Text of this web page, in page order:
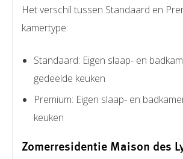
Het verschil tussen Standaard en
kamertype:
Standaard: Eigen slaap- en
gedeelde keuken
Premium: Eigen slaap- en
keuken
Zomerresidentie Maison des